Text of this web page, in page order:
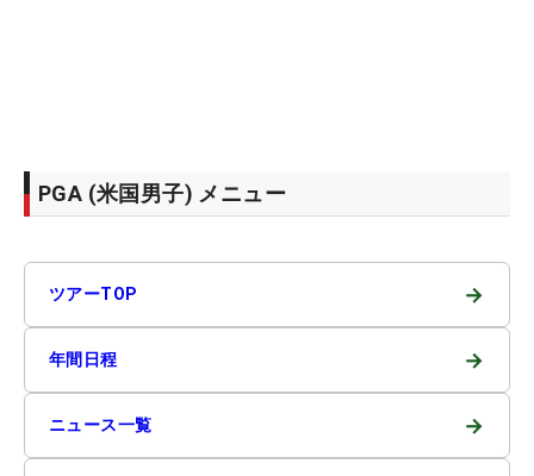
PGA (米国男子) メニュー
ツアーTOP →
年間日程 →
ニュース一覧 →